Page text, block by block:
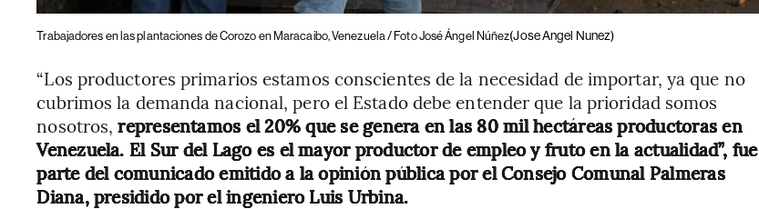
Trabajadores en las plantaciones de Corozo en Maracaibo, Venezuela / Foto José Ángel Núñez(Jose Angel Nunez)
“Los productores primarios estamos conscientes de la necesidad de importar, ya que no
cubrimos la demanda nacional, pero el Estado debe entender que la prioridad somos
nosotros,representamos el 20% que se genera en las 80 mil hectáreas productoras en
Venezuela. El Sur del Lago es el mayor productor de empleo y fruto en la actualidad”, fue
parte del comunicado emitido a la opinión pública por el Consejo Comunal Palmeras
Diana, presidido por el ingeniero Luis Urbina.